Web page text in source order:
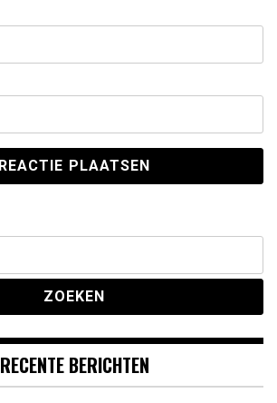
RECENTE BERICHTEN